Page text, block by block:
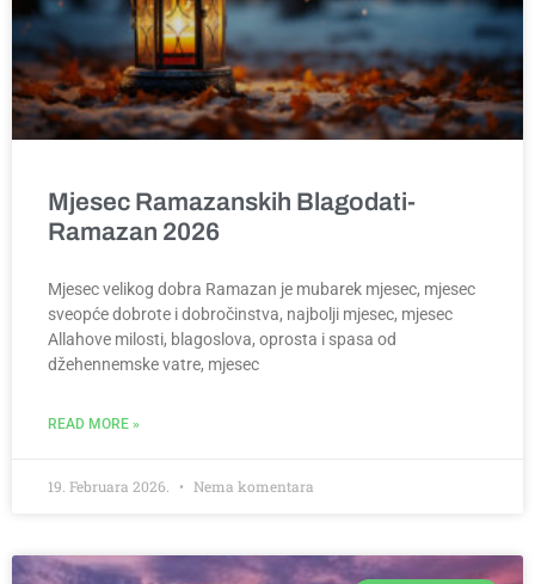
Mjesec Ramazanskih Blagodati-
Ramazan 2026
Mjesec velikog dobra Ramazan je mubarek mjesec, mjesec
sveopće dobrote i dobročinstva, najbolji mjesec, mjesec
Allahove milosti, blagoslova, oprosta i spasa od
džehennemske vatre, mjesec
READ MORE »
19. Februara 2026. Nema komentara